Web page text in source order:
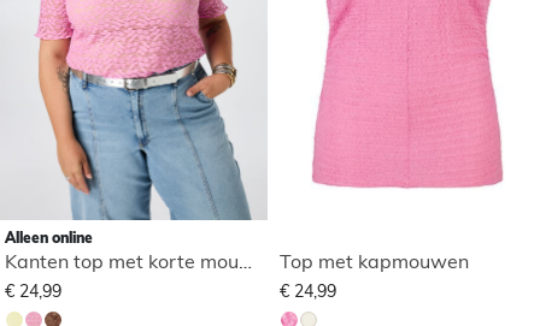
Alleen online
€ 24,99
Top met kapmouwen
€ 24,99